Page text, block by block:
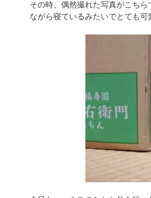
その時、偶然撮れた写真がこち
ながら寝ているみたいでとても